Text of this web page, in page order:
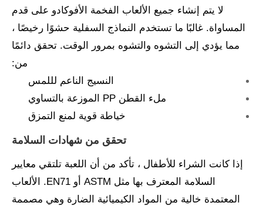
لا يتم إنشاء جميع الألعاب الفخمة الأفوكادو على قدم
المساواة. غالبًا ما تستخدم النماذج السفلية حشوًا رخيصًا ،
مما يؤدي إلى التشوه والتشوه بمرور الوقت. تحقق دائمًا
من:
النسيج الناعم لللمس
ملء القطن PP الموزعة بالتساوي
خياطة قوية لمنع التمزق
تحقق من شهادات السلامة
إذا كانت الشراء للأطفال ، تأكد من أن اللعبة تلتقي معايير
السلامة المعترف بها مثل ASTM أو EN71. الألعاب
المعتمدة خالية من المواد الكيميائية الضارة وهي مصممة